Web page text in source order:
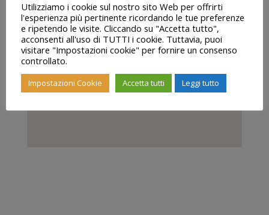
Viale Cesare Pavese, 277– Roma EUR
Utilizziamo i cookie sul nostro sito Web per offrirti
l'esperienza più pertinente ricordando le tue preferenze
e ripetendo le visite. Cliccando su "Accetta tutto",
acconsenti all'uso di TUTTI i cookie. Tuttavia, puoi
visitare "Impostazioni cookie" per fornire un consenso
controllato.
Impostazioni Cookie Accetta tutti Leggi tutto